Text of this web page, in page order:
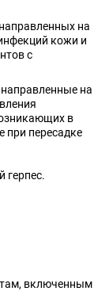
на
кожи и
с
на
в
при пересадке
герпес.
включенным